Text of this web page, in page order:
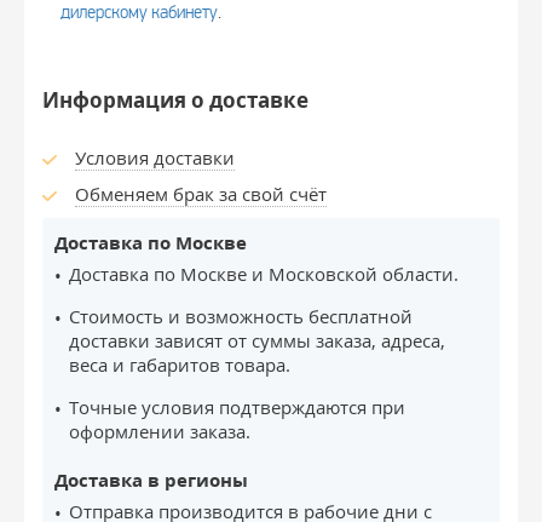
дилерскому кабинету.
Информация о доставке
Условия доставки
Обменяем брак за свой счёт
Доставка по Москве
Доставка по Москве и Московской области.
Стоимость и возможность бесплатной
доставки зависят от суммы заказа, адреса,
веса и габаритов товара.
Точные условия подтверждаются при
оформлении заказа.
Доставка в регионы
Отправка производится в рабочие дни с